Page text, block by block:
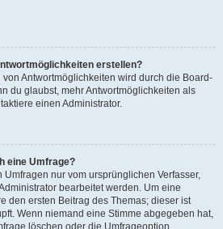
erstellen?
Antwortmöglichkeiten wird durch die Board-
du glaubst, mehr Antwortmöglichkeiten als
einen Administrator.
eine Umfrage?
nur vom ursprünglichen Verfasser,
bearbeitet werden. Um eine
den ersten Beitrag des Themas; dieser ist
Wenn niemand eine Stimme abgegeben hat,
löschen oder die Umfrageoption